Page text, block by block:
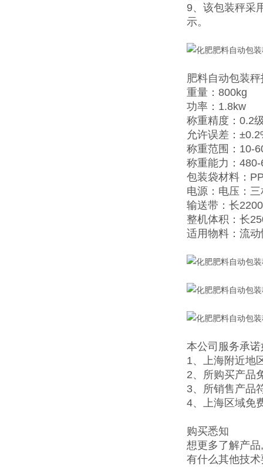
9、该包装秤采
示。
肥料自动包装秤
重量：800kg
功率：1.8kw
称重精度：0.2
允许误差：
称重范围：10-
称重能力：
包装袋材料：
电源：电压：
输送带：长
整机体积：长
适用物料：流
本公司服务承
1、上海附近地
2、所购买产品
3、所销售产品
4、上海区域免
购买悉知
想更多了解产
有什么其他技